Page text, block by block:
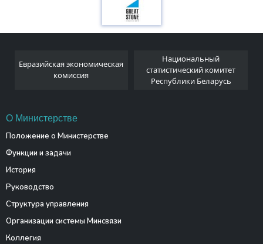
Евразийская экономическая
комиссия
Национальный
статистический комитет
Республики Беларусь
О Министерстве
Положение о Министерстве
Функции и задачи
История
Руководство
Структура управления
Организации системы Минсвязи
Коллегия